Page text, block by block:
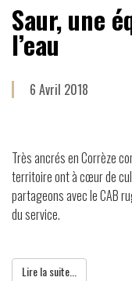
Saur, une
l’eau
6 Avril 2018
Très ancrés en Corrèze
territoire ont à cœur de
partageons avec le CAB
du service.
Lire la suite...